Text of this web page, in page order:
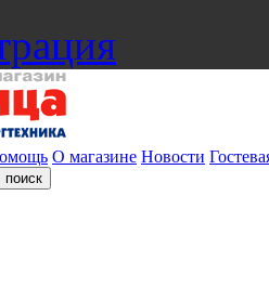
О магазине Новости